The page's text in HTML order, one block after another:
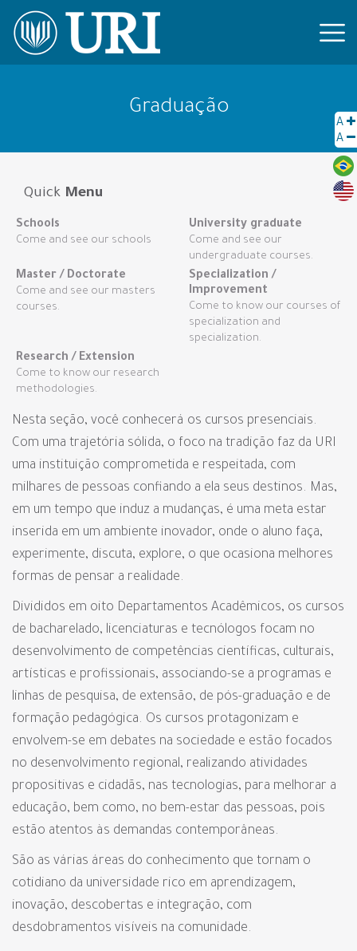
A
A
Graduação
Quick Menu
Schools
Come and see our schools
University graduate
Come and see our
undergraduate courses.
Master / Doctorate
Come and see our masters
courses.
Specialization /
Improvement
Come to know our courses of
specialization and
specialization.
Research / Extension
Come to know our research
methodologies.
Nesta seção, você conhecerá os cursos presenciais.
Com uma trajetória sólida, o foco na tradição faz da URI
uma instituição comprometida e respeitada, com
milhares de pessoas confiando a ela seus destinos. Mas,
em um tempo que induz a mudanças, é uma meta estar
inserida em um ambiente inovador, onde o aluno faça,
experimente, discuta, explore, o que ocasiona melhores
formas de pensar a realidade.
Divididos em oito Departamentos Acadêmicos, os cursos
de bacharelado, licenciaturas e tecnólogos focam no
desenvolvimento de competências científicas, culturais,
artísticas e profissionais, associando-se a programas e
linhas de pesquisa, de extensão, de pós-graduação e de
formação pedagógica. Os cursos protagonizam e
envolvem-se em debates na sociedade e estão focados
no desenvolvimento regional, realizando atividades
propositivas e cidadãs, nas tecnologias, para melhorar a
educação, bem como, no bem-estar das pessoas, pois
estão atentos às demandas contemporâneas.
São as várias áreas do conhecimento que tornam o
cotidiano da universidade rico em aprendizagem,
inovação, descobertas e integração, com
desdobramentos visíveis na comunidade.